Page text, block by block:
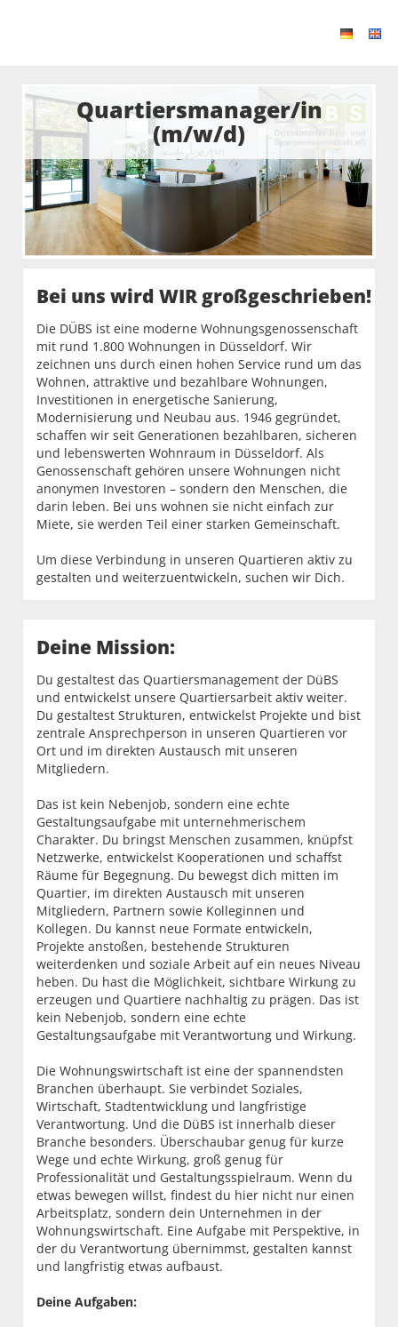
Quartiersmanager/in
(m/w/d)
Bei uns wird WIR großgeschrieben!
Die DÜBS ist eine moderne Wohnungsgenossenschaft
mit rund 1.800 Wohnungen in Düsseldorf. Wir
zeichnen uns durch einen hohen Service rund um das
Wohnen, attraktive und bezahlbare Wohnungen,
Investitionen in energetische Sanierung,
Modernisierung und Neubau aus. 1946 gegründet,
schaffen wir seit Generationen bezahlbaren, sicheren
und lebenswerten Wohnraum in Düsseldorf. Als
Genossenschaft gehören unsere Wohnungen nicht
anonymen Investoren – sondern den Menschen, die
darin leben. Bei uns wohnen sie nicht einfach zur
Miete, sie werden Teil einer starken Gemeinschaft.
Um diese Verbindung in unseren Quartieren aktiv zu
gestalten und weiterzuentwickeln, suchen wir Dich.
Deine Mission:
Du gestaltest das Quartiersmanagement der DüBS
und entwickelst unsere Quartiersarbeit aktiv weiter.
Du gestaltest Strukturen, entwickelst Projekte und bist
zentrale Ansprechperson in unseren Quartieren vor
Ort und im direkten Austausch mit unseren
Mitgliedern.
Das ist kein Nebenjob, sondern eine echte
Gestaltungsaufgabe mit unternehmerischem
Charakter. Du bringst Menschen zusammen, knüpfst
Netzwerke, entwickelst Kooperationen und schaffst
Räume für Begegnung. Du bewegst dich mitten im
Quartier, im direkten Austausch mit unseren
Mitgliedern, Partnern sowie Kolleginnen und
Kollegen. Du kannst neue Formate entwickeln,
Projekte anstoßen, bestehende Strukturen
weiterdenken und soziale Arbeit auf ein neues Niveau
heben. Du hast die Möglichkeit, sichtbare Wirkung zu
erzeugen und Quartiere nachhaltig zu prägen. Das ist
kein Nebenjob, sondern eine echte
Gestaltungsaufgabe mit Verantwortung und Wirkung.
Die Wohnungswirtschaft ist eine der spannendsten
Branchen überhaupt. Sie verbindet Soziales,
Wirtschaft, Stadtentwicklung und langfristige
Verantwortung. Und die DüBS ist innerhalb dieser
Branche besonders. Überschaubar genug für kurze
Wege und echte Wirkung, groß genug für
Professionalität und Gestaltungsspielraum. Wenn du
etwas bewegen willst, findest du hier nicht nur einen
Arbeitsplatz, sondern dein Unternehmen in der
Wohnungswirtschaft. Eine Aufgabe mit Perspektive, in
der du Verantwortung übernimmst, gestalten kannst
und langfristig etwas aufbaust.
Deine Aufgaben: